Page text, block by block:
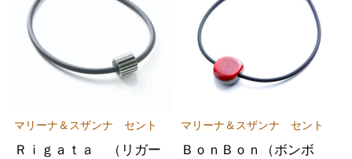
マリーナ＆スザンナ セント
Ｒｉｇａｔａ （リガー
マリーナ＆スザンナ セント
ＢｏｎＢｏｎ（ボンボ